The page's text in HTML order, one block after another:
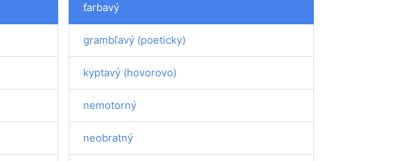
ťarbavý
grambľavý (poeticky)
kyptavý (hovorovo)
nemotorný
neobratný